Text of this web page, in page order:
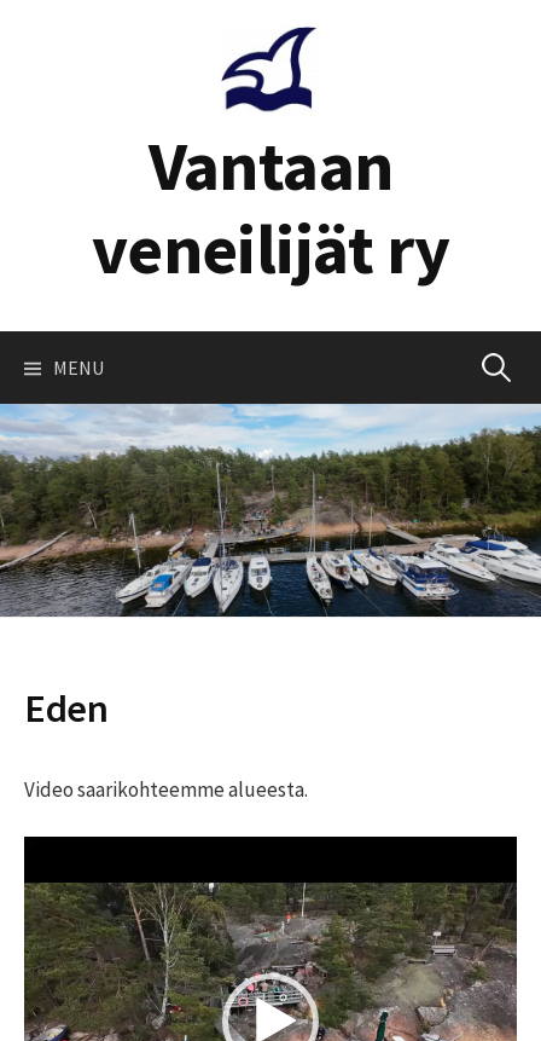
Vantaan
veneilijät ry
MENU Haku:
Eden
Video saarikohteemme alueesta.